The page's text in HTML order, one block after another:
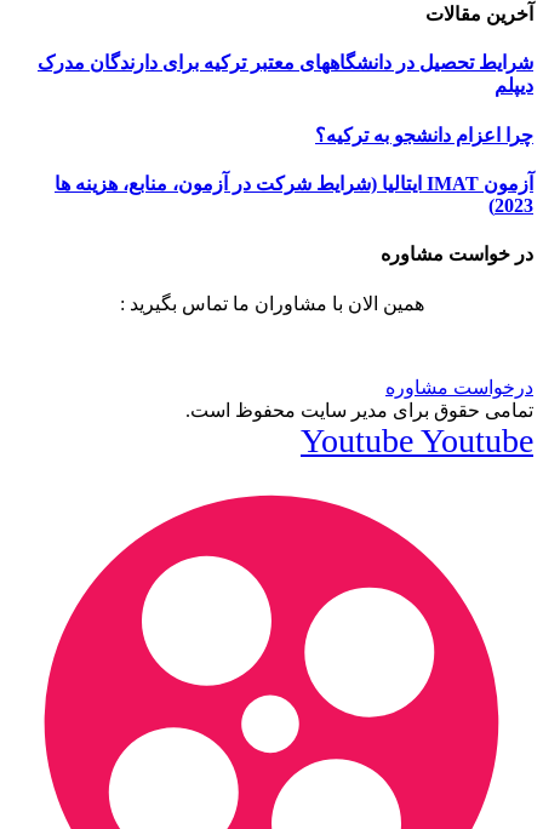
آخرین مقالات
شرایط تحصیل در دانشگاههای معتبر ترکیه برای دارندگان مدرک
دیپلم
چرا اعزام دانشجو به ترکیه؟
آزمون IMAT ایتالیا (شرایط شرکت در آزمون، منابع، هزینه ها
2023)
در خواست مشاوره
همین الان با مشاوران ما تماس بگیرید :
درخواست مشاوره
تمامی حقوق برای مدیر سایت محفوظ است.
YoutubeYoutube